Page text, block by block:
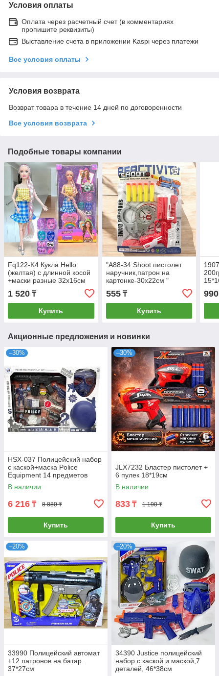
Условия оплаты
Оплата через расчетный счет (в комментариях
пропишите реквизиты)
Выставление счета в приложении Kaspi через платежи
Все условия оплаты
Условия возврата
Возврат товара в течение 14 дней по договоренности
Все условия возврата
Подобные товары компании
Fq122-K4 Кукла Hello
(желтая) с длинной косой
+маски разные 32х16см
1 520 ₸
Купить
"А88-34 Shoot пистолет
наручник,патрон на
картонке-30х22см "
555₸
Купить
990
Акционные предложения и новинки
–30%
HSX-037 Полицейский набор
с каской+маска Police
Equipment 14 предметов
62*44см
В наличии
6 216 ₸ 8 880 ₸
Купить
–30%
JLX7232 Бластер пистолет +
6 пулек 18*19см
В наличии
833 ₸ 1 190 ₸
Купить
–20%
33990 Полицейский автомат
+12 патронов на батар.
37*27см
–20%
34390 Justice полицейский
набор с каской и маской,7
деталей, 46*38см